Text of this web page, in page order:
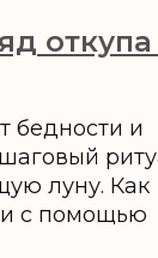
откупа
бедности и
луну. Как
с помощью